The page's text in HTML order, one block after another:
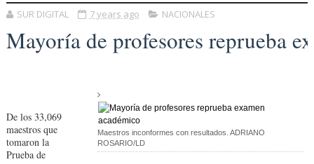
SUR DIGITAL 7 years ago NACIONALES
Mayoría de profesores reprueba
Maestros inconformes con resultados. ADRIANO
ROSARIO/LD
De los 33,069
maestros que
tomaron la
Prueba de